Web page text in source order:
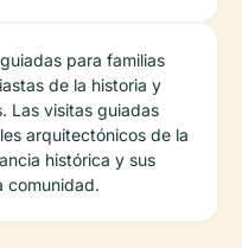
para familias
de la historia y
Las visitas guiadas
arquitectónicos de la
histórica y sus
comunidad.